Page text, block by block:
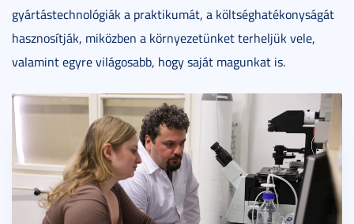
gyártástechnológiák a praktikumát, a költséghatékonyságát
hasznosítják, miközben a környezetünket terheljük vele,
valamint egyre világosabb, hogy saját magunkat is.